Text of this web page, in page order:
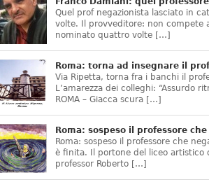
Quel prof negazionista lasciato in
volte. Il provveditore: non compete
nominato quattro volte […]
Roma: torna ad insegnare il
Via Ripetta, torna fra i banchi il
L’amarezza dei colleghi: “Assurdo
ROMA – Giacca scura […]
Roma: sospeso il professore
Roma: sospeso il professore che
è finita. Il portone del liceo artistico
professor Roberto […]